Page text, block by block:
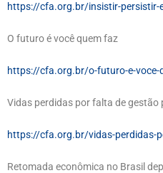
https://cfa.org.br/insistir-persistir-
O futuro é você quem faz
https://cfa.org.br/o-futuro-e-voce-
Vidas perdidas por falta de gestão
https://cfa.org.br/vidas-perdidas-
Retomada econômica no Brasil